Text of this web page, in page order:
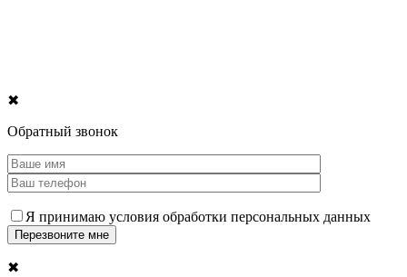
✖
Обратный звонок
Я принимаю условия обработки персональных данных
✖